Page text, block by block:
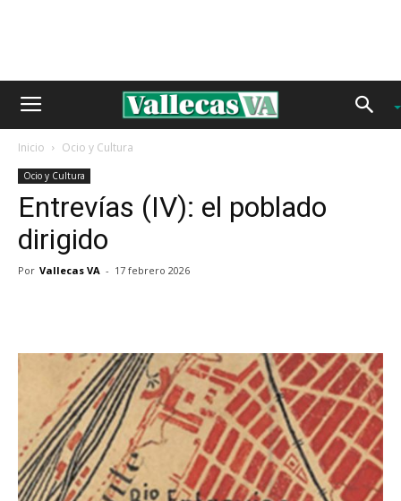
Inicio Ocio y Cultura
Ocio y Cultura
Entrevías (IV): el poblado
dirigido
Por Vallecas VA - 17 febrero 2026